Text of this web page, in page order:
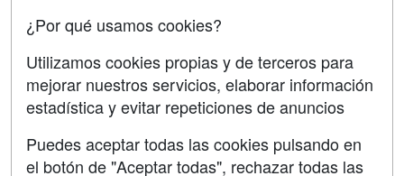
Copyleft
¿Por qué usamos cookies?
Utilizamos cookies propias y de terceros para
mejorar nuestros servicios, elaborar información
estadística y evitar repeticiones de anuncios
Puedes aceptar todas las cookies pulsando en
el botón de "Aceptar todas", rechazar todas las